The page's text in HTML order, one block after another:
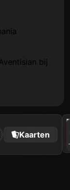
bij
Kaarten
2021